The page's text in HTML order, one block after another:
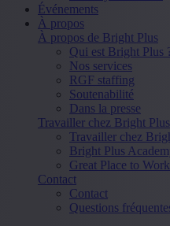
Événements
À propos
À propos de Bright Plus
Qui est Bright Plus
Nos services
RGF staffing
Soutenabilité
Dans la presse
Travailler chez Bright Plus
Travailler chez
Bright Plus
Great Place to Work
Contact
Contact
Questions